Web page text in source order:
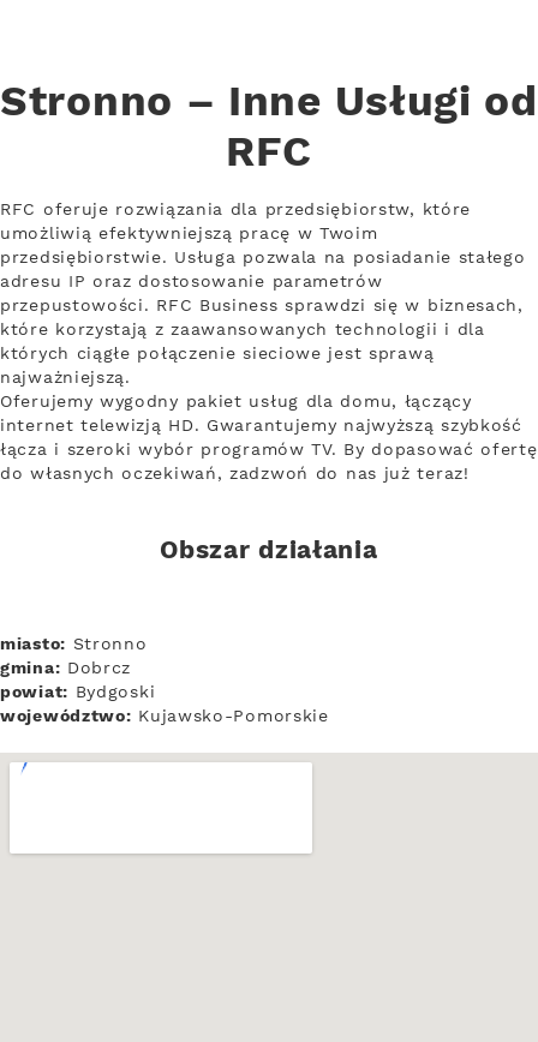
Stronno – Inne Usługi od
RFC
RFC oferuje rozwiązania dla przedsiębiorstw, które
umożliwią efektywniejszą pracę w Twoim
przedsiębiorstwie. Usługa pozwala na posiadanie stałego
adresu IP oraz dostosowanie parametrów
przepustowości. RFC Business sprawdzi się w biznesach,
które korzystają z zaawansowanych technologii i dla
których ciągłe połączenie sieciowe jest sprawą
najważniejszą.
Oferujemy wygodny pakiet usług dla domu, łączący
internet telewizją HD. Gwarantujemy najwyższą szybkość
łącza i szeroki wybór programów TV. By dopasować ofertę
do własnych oczekiwań, zadzwoń do nas już teraz!
Obszar działania
miasto: Stronno
gmina: Dobrcz
powiat: Bydgoski
województwo: Kujawsko-Pomorskie